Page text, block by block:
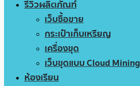
รีวิวผลิตภัณฑ์
เว็บซื้อขาย
กระเป๋าเก็บเหรียญ
เครื่องขุด
เว็บขุดแบบ Cloud Mining
ห้องเรียน